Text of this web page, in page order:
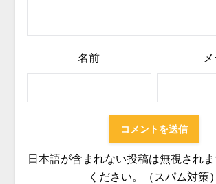
名前
日本語が含まれない投稿は無視され
ください。（スパム対策）